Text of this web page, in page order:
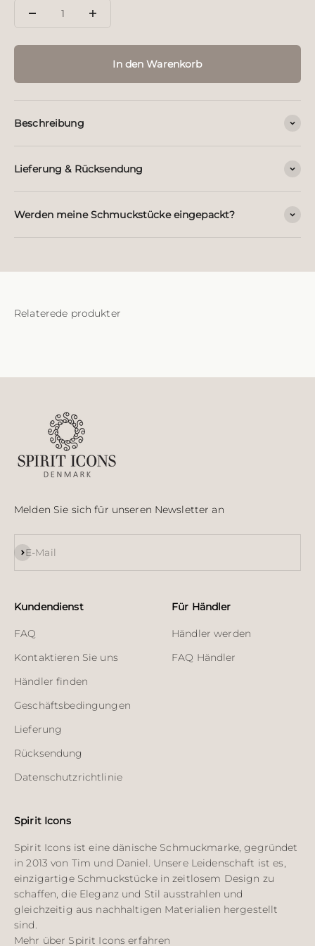
In den Warenkorb
Beschreibung
Lieferung & Rücksendung
Werden meine Schmuckstücke eingepackt?
Melden Sie sich für unseren Newsletter an
E-Mail
Abonnieren
Kundendienst
FAQ
Kontaktieren Sie uns
Händler finden
Geschäftsbedingungen
Lieferung
Rücksendung
Datenschutzrichtlinie
Für Händler
Händler werden
FAQ Händler
Spirit Icons
Spirit Icons ist eine dänische Schmuckmarke, gegründet
in 2013 von Tim und Daniel. Unsere Leidenschaft ist es,
einzigartige Schmuckstücke in zeitlosem Design zu
schaffen, die Eleganz und Stil ausstrahlen und
gleichzeitig aus nachhaltigen Materialien hergestellt
sind.
Mehr über Spirit Icons erfahren